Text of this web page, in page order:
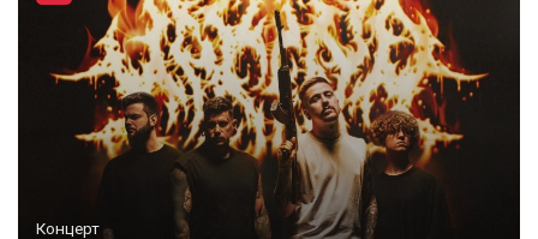
Концерт